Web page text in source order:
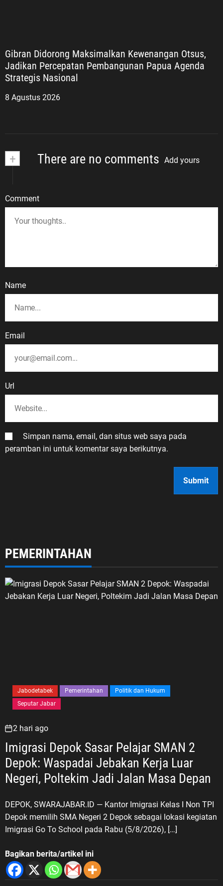
Gibran Didorong Maksimalkan Kewenangan Otsus,
Jadikan Percepatan Pembangunan Papua Agenda
Strategis Nasional
8 Agustus 2026
+ There are no comments Add yours
Comment
Name
Email
Url
Simpan nama, email, dan situs web saya pada
peramban ini untuk komentar saya berikutnya.
PEMERINTAHAN
Jabodetabek Pemerintahan
Politik dan Hukum
Seputar Jabar
2 hari ago
Imigrasi Depok Sasar Pelajar SMAN 2
Depok: Waspadai Jebakan Kerja Luar
DEPOK, SWARAJABAR.ID — Kantor Imigrasi Kelas I Non TPI
Depok memilih SMA Negeri 2 Depok sebagai lokasi kegiatan
Imigrasi Go To School pada Rabu (5/8/2026), […]
Bagikan berita/artikel ini